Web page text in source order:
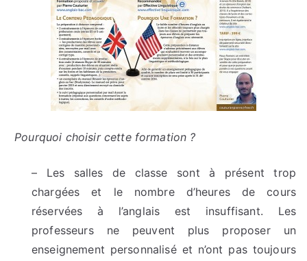
Pourquoi choisir cette formation ?
– Les salles de classe sont à présent trop
chargées et le nombre d’heures de cours
réservées à l’anglais est insuffisant. Les
professeurs ne peuvent plus proposer un
enseignement personnalisé et n’ont pas toujours